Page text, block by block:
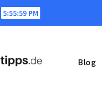
5:56:00 PM
Blog